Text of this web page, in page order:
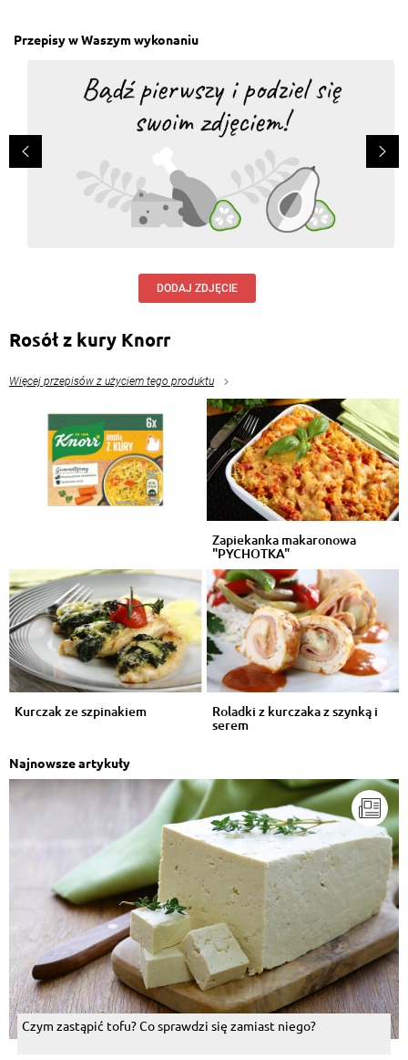
Przepisy w Waszym wykonaniu
DODAJ ZDJĘCIE
Rosół z kury Knorr
Więcej przepisów z użyciem tego produktu
Zapiekanka makaronowa
"PYCHOTKA"
Kurczak ze szpinakiem Roladki z kurczaka z szynką i
serem
Najnowsze artykuły
Czym zastąpić tofu? Co sprawdzi się zamiast niego?